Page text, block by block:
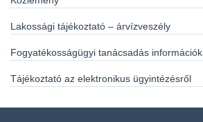
Lakossági tájékoztató – árvízveszély
Fogyatékosságügyi tanácsadás információk
Tájékoztató az elektronikus ügyintézésről